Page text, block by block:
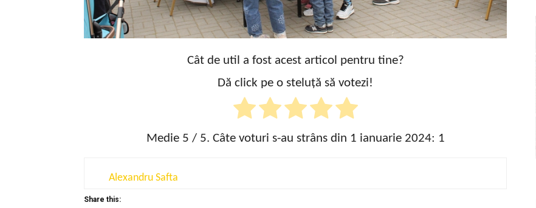
Cât de util a fost acest articol pentru tine?
Dă click pe o steluță să votezi!
Medie 5 / 5. Câte voturi s-au strâns din 1 ianuarie 2024: 1
Alexandru Safta
Share this: